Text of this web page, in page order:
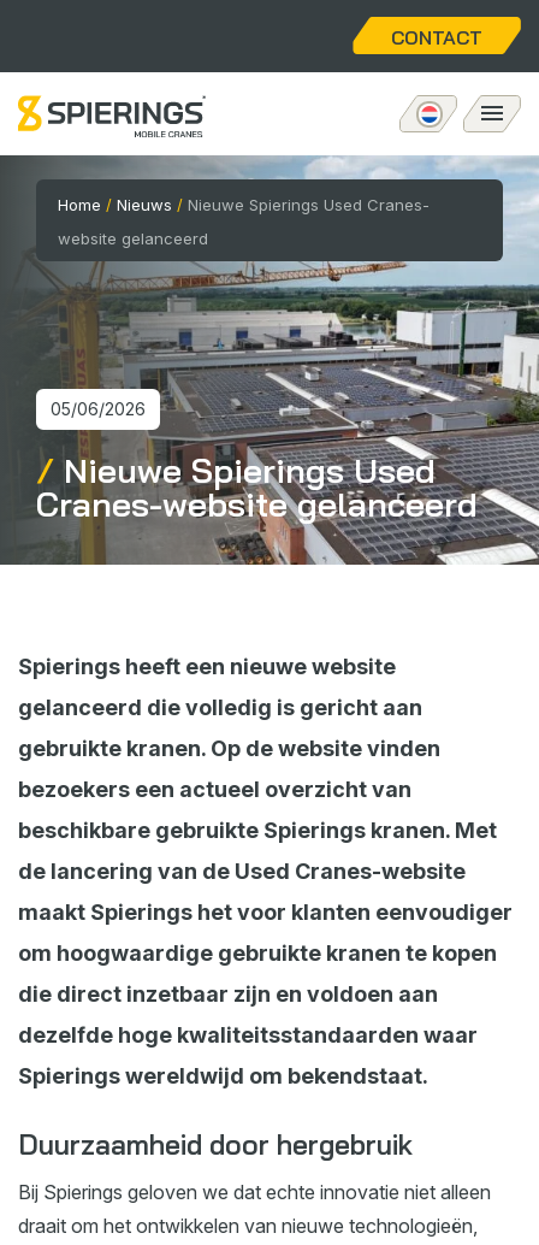
CONTACT
Mobiele torenkraan
eLift
Aftersales
Over ons
Home
Vacatures
Events
Downloads
My Spierings
Cookie statement
General terms and conditions
Privacy policy
Home / Nieuws / Nieuwe Spierings Used Cranes-
website gelanceerd
05/06/2026
Nieuwe Spierings Used
Cranes-website gelanceerd
Spierings heeft een nieuwe website
gelanceerd die volledig is gericht aan
gebruikte kranen. Op de website vinden
bezoekers een actueel overzicht van
beschikbare gebruikte Spierings kranen. Met
de lancering van de Used Cranes-website
maakt Spierings het voor klanten eenvoudiger
om hoogwaardige gebruikte kranen te kopen
die direct inzetbaar zijn en voldoen aan
dezelfde hoge kwaliteitsstandaarden waar
Spierings wereldwijd om bekendstaat.
Duurzaamheid door hergebruik
Bij Spierings geloven we dat echte innovatie niet alleen
draait om het ontwikkelen van nieuwe technologieën,